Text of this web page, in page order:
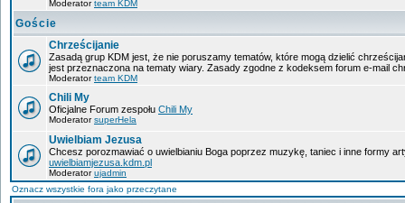
Moderatorteam KDM
Goście
Chrześcijanie
Zasadą grup KDM jest, że nie poruszamy tematów, które mogą dzielić
jest przeznaczona na tematy wiary. Zasady zgodne z kodeksem forum e-mail
Moderatorteam KDM
Chili My
Oficjalne Forum zespołu Chili My
ModeratorsuperHela
Uwielbiam Jezusa
Chcesz porozmawiać o uwielbianiu Boga poprzez muzykę, taniec i inne formy
uwielbiamjezusa.kdm.pl
Moderatorujadmin
Oznacz wszystkie fora jako przeczytane